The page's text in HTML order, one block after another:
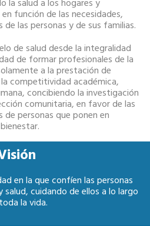
la salud a los hogares y
función de las necesidades,
las personas y de sus familias.
de salud desde la integralidad
de formar profesionales de la
a la prestación de
competitividad académica,
concibiendo la investigación
comunitaria, en favor de las
de personas que ponen en
en la que confíen las personas
cuidando de ellos a lo largo
la vida.